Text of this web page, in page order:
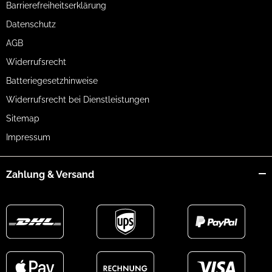
Barrierefreiheitserklärung
Datenschutz
AGB
Widerrufsrecht
Batteriegesetzhinweise
Widerrufsrecht bei Dienstleistungen
Sitemap
Impressum
Zahlung & Versand